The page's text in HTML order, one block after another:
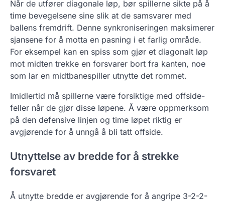
Når de utfører diagonale løp, bør spillerne sikte på å
time bevegelsene sine slik at de samsvarer med
ballens fremdrift. Denne synkroniseringen maksimerer
sjansene for å motta en pasning i et farlig område.
For eksempel kan en spiss som gjør et diagonalt løp
mot midten trekke en forsvarer bort fra kanten, noe
som lar en midtbanespiller utnytte det rommet.
Imidlertid må spillerne være forsiktige med offside-
feller når de gjør disse løpene. Å være oppmerksom
på den defensive linjen og time løpet riktig er
avgjørende for å unngå å bli tatt offside.
Utnyttelse av bredde for å strekke
forsvaret
Å utnytte bredde er avgjørende for å angripe 3-2-2-